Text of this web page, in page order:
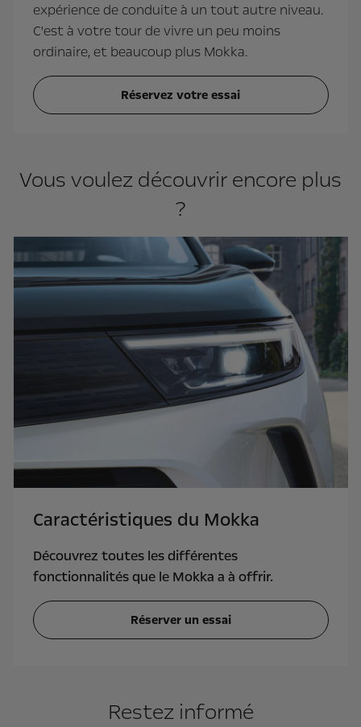
expérience de conduite à un tout autre niveau.
C'est à votre tour de vivre un peu moins
ordinaire, et beaucoup plus Mokka.
Réservez votre essai
Vous voulez découvrir encore plus
?
Caractéristiques du Mokka
Découvrez toutes les différentes
fonctionnalités que le Mokka a à offrir.
Réserver un essai
Restez informé